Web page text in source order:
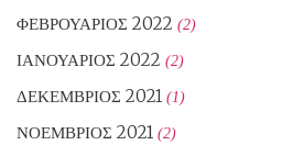
ΦΕΒΡΟΥΆΡΙΟΣ 2022 (2)
ΙΑΝΟΥΆΡΙΟΣ 2022 (2)
ΔΕΚΈΜΒΡΙΟΣ 2021 (1)
ΝΟΈΜΒΡΙΟΣ 2021 (2)